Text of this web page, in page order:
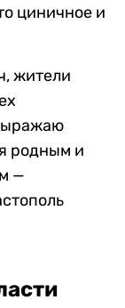
циничное и
жители
родным и
—